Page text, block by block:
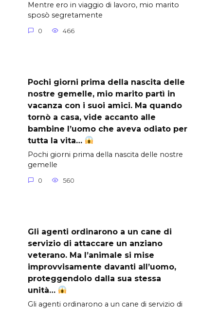
Mentre ero in viaggio di lavoro, mio marito
sposò segretamente
0 466
Pochi giorni prima della nascita delle
nostre gemelle, mio marito partì in
vacanza con i suoi amici. Ma quando
tornò a casa, vide accanto alle
bambine l’uomo che aveva odiato per
tutta la vita…
Pochi giorni prima della nascita delle nostre
gemelle
0 560
Gli agenti ordinarono a un cane di
servizio di attaccare un anziano
veterano. Ma l’animale si mise
improvvisamente davanti all’uomo,
proteggendolo dalla sua stessa
unità…
Gli agenti ordinarono a un cane di servizio di